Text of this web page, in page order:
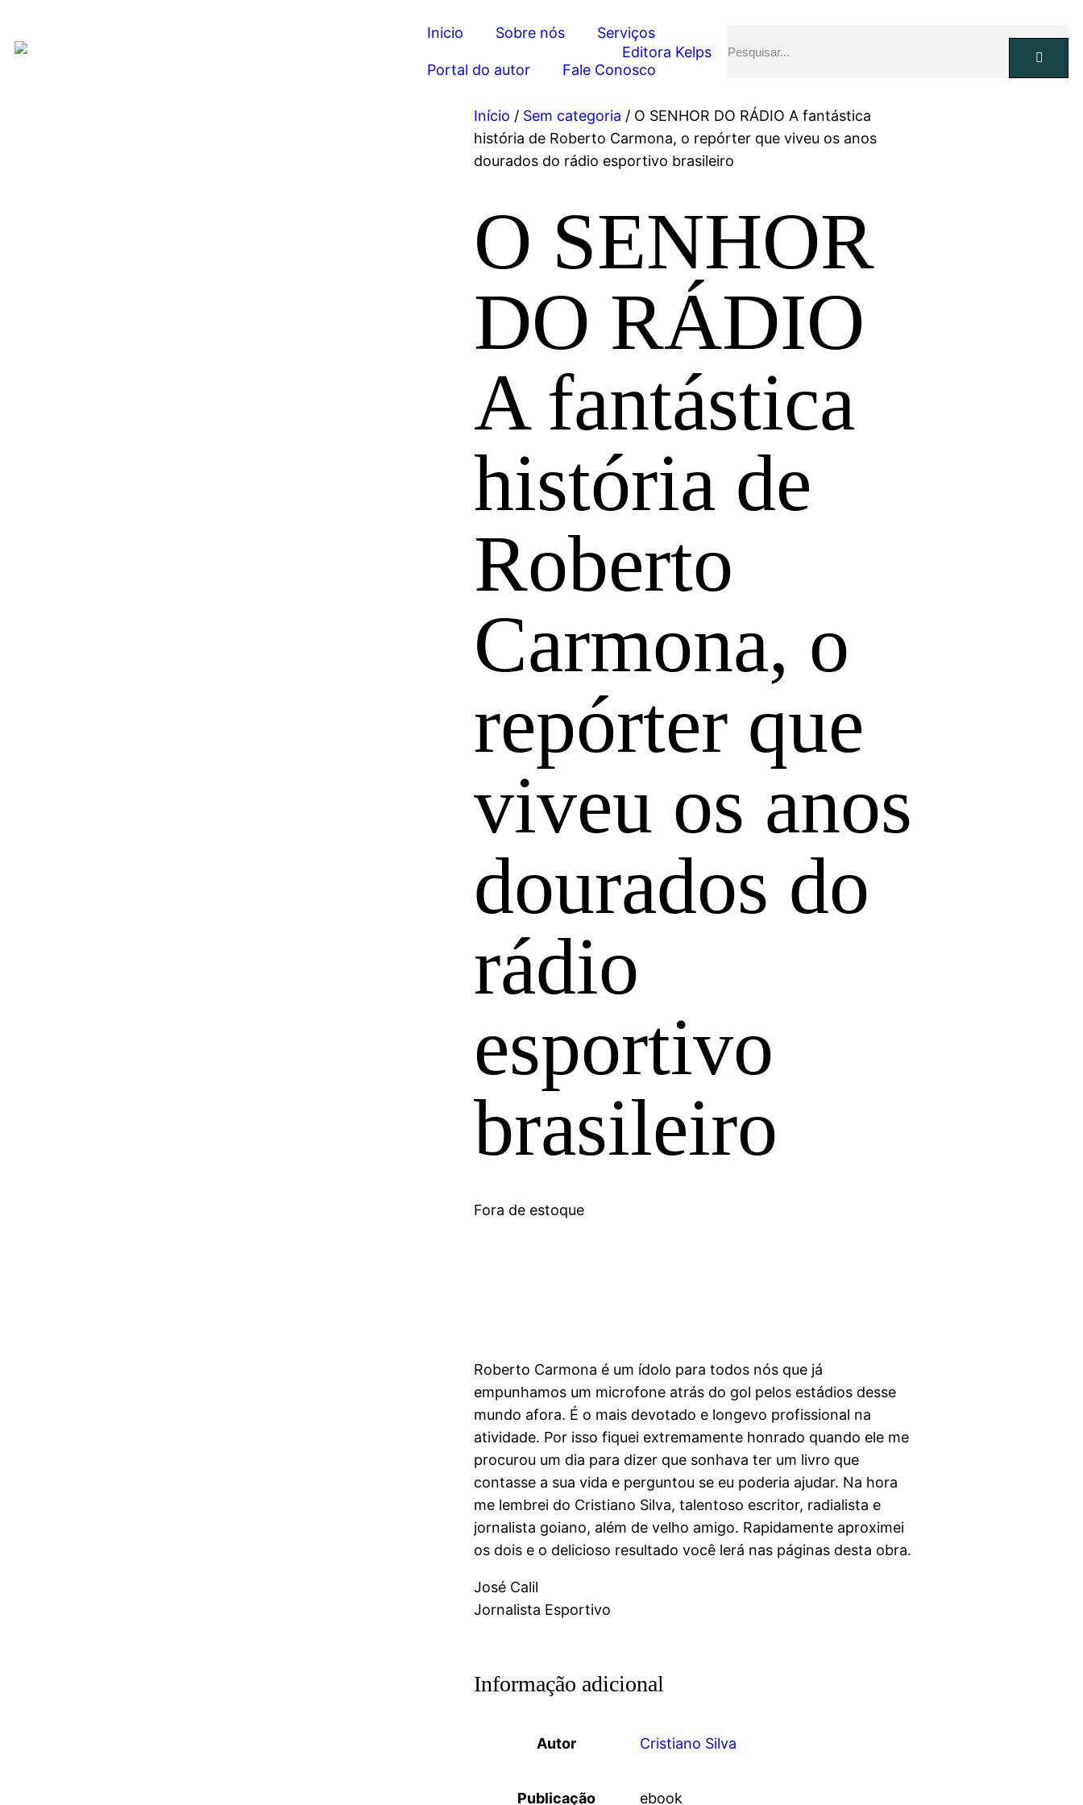
Inicio Sobre nós Serviços
Portal do autor Fale Conosco
Início / Sem categoria / O SENHOR DO RÁDIO A fantástica
história de Roberto Carmona, o repórter que viveu os anos
dourados do rádio esportivo brasileiro
O SENHOR
DO RÁDIO
A fantástica
história de
Roberto
Carmona, o
repórter que
viveu os anos
dourados do
rádio
esportivo
brasileiro
Fora de estoque
Roberto Carmona é um ídolo para todos nós que já
empunhamos um microfone atrás do gol pelos estádios desse
mundo afora. É o mais devotado e longevo profissional na
atividade. Por isso fiquei extremamente honrado quando ele me
procurou um dia para dizer que sonhava ter um livro que
contasse a sua vida e perguntou se eu poderia ajudar. Na hora
me lembrei do Cristiano Silva, talentoso escritor, radialista e
jornalista goiano, além de velho amigo. Rapidamente aproximei
os dois e o delicioso resultado você lerá nas páginas desta obra.
José Calil
Jornalista Esportivo
Informação adicional
Autor Cristiano Silva
Publicação ebook